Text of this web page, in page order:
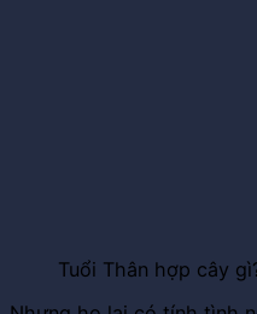
Tuổi Thân hợp cây